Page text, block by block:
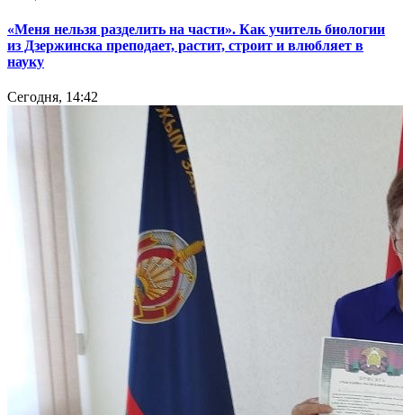
«Меня нельзя разделить на части». Как учитель биологии
из Дзержинска преподает, растит, строит и влюбляет в
науку
Сегодня, 14:42